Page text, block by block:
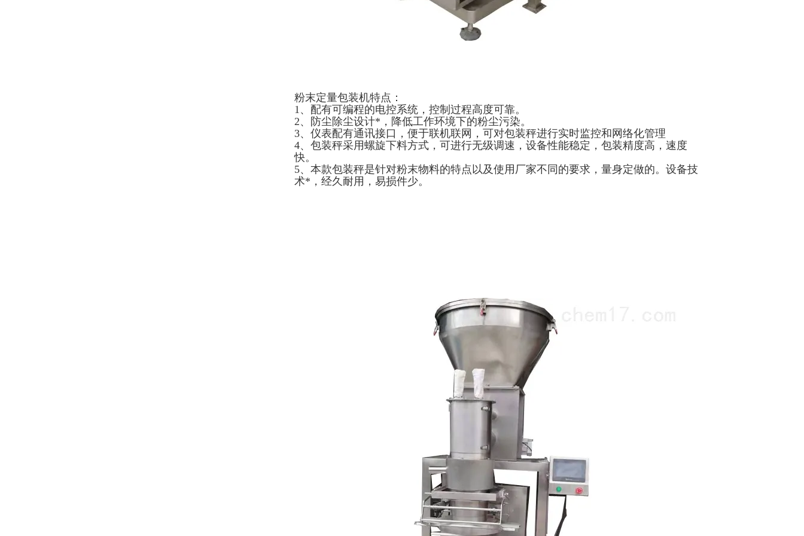
粉末定量包装机特点：
1、配有可编程的电控系统，控制过程高度可靠。
2、防尘除尘设计*，降低工作环境下的粉尘污染。
3、仪表配有通讯接口，便于联机联网，可对包装秤进行实时监控和网络化管理
4、包装秤采用螺旋下料方式，可进行无级调速，设备性能稳定，包装精度高，速度
快。
5、本款包装秤是针对粉末物料的特点以及使用厂家不同的要求，量身定做的。设备技
术*，经久耐用，易损件少。